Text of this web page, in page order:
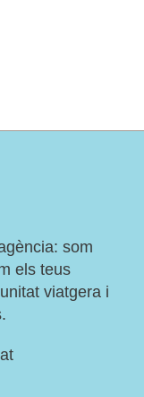
som
els teus
viatgera i